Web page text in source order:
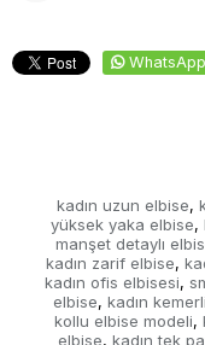
WhatsApp
kadın uzun elbise,
yüksek yaka elbise,
manşet detaylı
kadın zarif elbise,
kadın ofis elbisesi,
elbise, kadın
kollu elbise modeli,
elbise, kadın tek